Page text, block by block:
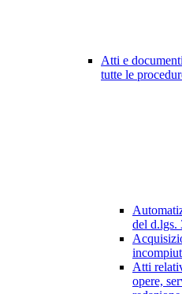
Atti e
tutte le
del d.lgs.
Atti
opere,